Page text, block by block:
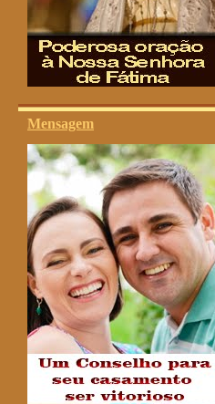
Mensagem